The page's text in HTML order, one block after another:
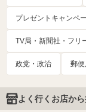
プレゼントキャンペ
TV局・新聞社・フリ
政党・政治 郵便
よく行くお店か